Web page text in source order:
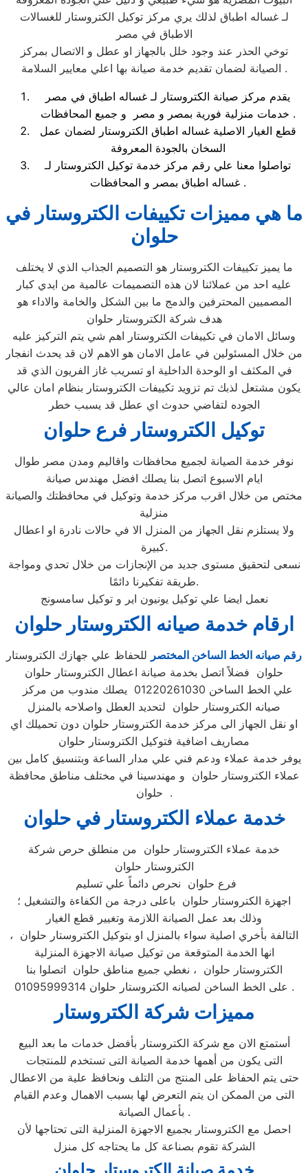
لـ غساله اطباق لذلك يري مركز توكيل الكتروستار للغسالات
الاطباق في مصر
توخي الحذر عند وجود خلل بالجهاز او عطل و الاتصال بمركز
الصيانة لضمان تقديم خدمة صيانة بها اعلي معايير السلامة .
يقدم مركز صيانة الكتروستار لـ غساله اطباق في مصر
خدمات منزلية فورية بمصر و مصر و جميع المحافظات .
قطع الغيار الاصلية غساله اطباق الكتروستار لضمان عمل
السخان بالجودة المعروفة
تواصلوا معنا علي رقم مركز خدمة توكيل الكتروستار لـ
غساله اطباق بمصر و المحافظات .
ما هي مميزات تكييفات الكتروستار في
حلوان
ما يميز تكييفات الكتروستار هو التصميم الجذاب الذي لا يختلف
عليه احد من عملائنا لان هذه التصميمات عالمية من ايدي كبار
المصميين المحترفين والدمج ما بين الشكل والخامة والاداء هو
هدف شركة الكتروستار حلوان
وسائل الامان في تكييفات الكتروستار اهم شي يتم التركيز عليه
من خلال المسئولين في عامل الامان هو الاهم لان قد يحدث انفجار
في المكثف او الوحدة الداخلية او تسريب غاز الفريون الذي قد
يكون مشتعل لذبك تم تزويد تكييفات الكتروستار بنظام امان عالي
الجوده لتفاضي حدوث اي عطل قد يسبب خطر
توكيل الكتروستار فرع حلوان
نوفر خدمة الصيانة لجميع محافظات واقاليم ومدن مصر طوال
ايام الاسبوع اتصل بنا يصلك افضل مهندس صيانة
مختص من خلال اقرب مركز خدمة وتوكيل في محافظتك والصيانة
منزلية
ولا يستلزم نقل الجهاز من المنزل الا في حالات نادرة او اعطال
كبيرة.
نسعى لتحقيق مستوى جديد من الإنجازات من خلال تحدي ومواجة
طريقة تفكيرنا دائمًا.
نعمل ايضا علي توكيل يونيون اير و توكيل سامسونج
ارقام خدمة صيانه الكتروستار حلوان
رقم صيانه الخط الساخن المختصر للحفاظ علي جهازك الكتروستار
حلوان فضلاً اتصل بخدمة صيانة اعطال الكتروستار حلوان
صيانه الكتروستار حلوان لتحديد العطل واصلاحه بالمنزل
او نقل الجهاز الى مركز خدمة الكتروستار حلوان دون تحميلك اي
مصاريف اضافية فتوكيل الكتروستار حلوان
يوفر خدمة عملاء ودعم فني علي مدار الساعة وبتنسيق كامل بين
عملاء الكتروستار حلوان و مهندسينا في مختلف مناطق محافظة
حلوان .
خدمة عملاء الكتروستار في حلوان
خدمة عملاء الكتروستار حلوان من منطلق حرص شركة
الكتروستار حلوان
فرع حلوان نحرص دائماً علي تسليم
اجهزة الكتروستار حلوان باعلى درجة من الكفاءة والتشغيل ؛
وذلك بعد عمل الصيانة اللازمة وتغيير قطع الغيار
التالفة بأخري اصلية سواء بالمنزل او بتوكيل الكتروستار حلوان ،
انها الخدمة المتوقعة من توكيل صيانة الاجهزة المنزلية
الكتروستار حلوان ، نغطي جميع مناطق حلوان اتصلوا بنا
على الخط الساخن لصيانه الكتروستار حلوان 01095999314 .
مميزات شركة الكتروستار
أستمتع الان مع شركة الكتروستار بأفضل خدمات ما بعد البيع
التى يكون من أهمها خدمة الصيانة التى تستخدم للمنتجات
حتى يتم الحفاظ على المنتج من التلف ونحافظ علية من الاعطال
التى من الممكن ان يتم التعرض لها بسبب الاهمال وعدم القيام
بأعمال الصيانة .
احصل مع الكتروستار بجميع الاجهزة المنزلية التى تحتاجها لأن
الشركة تقوم بصناعة كل ما يحتاجه كل منزل